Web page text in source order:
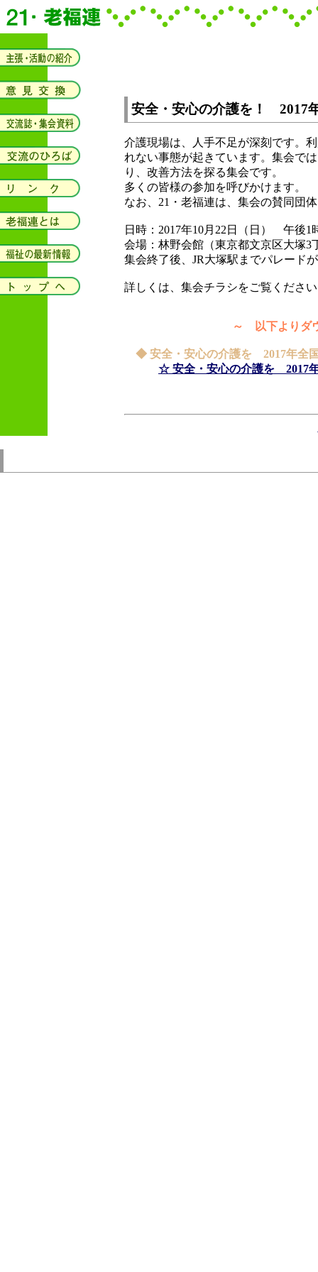
安全・安心の介護を！ 2017
介護現場は、人手不足が深刻です。
れない事態が起きています。集会で
り、改善方法を探る集会です。
多くの皆様の参加を呼びかけます。
なお、21・老福連は、集会の賛同団
日時：2017年10月22日（日） 午後1
会場：林野会館（東京都文京区大塚3
集会終了後、JR大塚駅までパレード
詳しくは、集会チラシをご覧くださ
～ 以下よりダ
◆ 安全・安心の介護を 2017年全
☆ 安全・安心の介護を 2017